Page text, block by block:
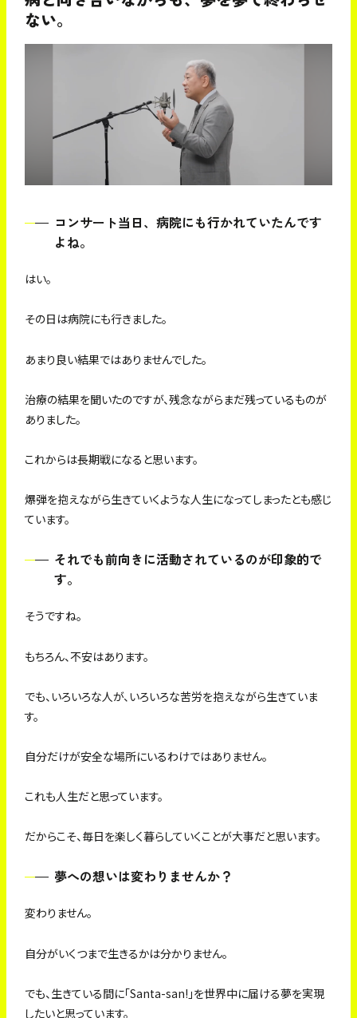
ない。
コンサート当日、病院にも行かれていたんです
よね。
はい。
その日は病院にも行きました。
あまり良い結果ではありませんでした。
治療の結果を聞いたのですが、残念ながらまだ残っているものが
ありました。
これからは長期戦になると思います。
爆弾を抱えながら生きていくような人生になってしまったとも感じ
ています。
それでも前向きに活動されているのが印象的で
す。
そうですね。
もちろん、不安はあります。
でも、いろいろな人が、いろいろな苦労を抱えながら生きていま
す。
自分だけが安全な場所にいるわけではありません。
これも人生だと思っています。
だからこそ、毎日を楽しく暮らしていくことが大事だと思います。
夢への想いは変わりませんか？
変わりません。
自分がいくつまで生きるかは分かりません。
でも、生きている間に「Santa-san!」を世界中に届ける夢を実現
したいと思っています。